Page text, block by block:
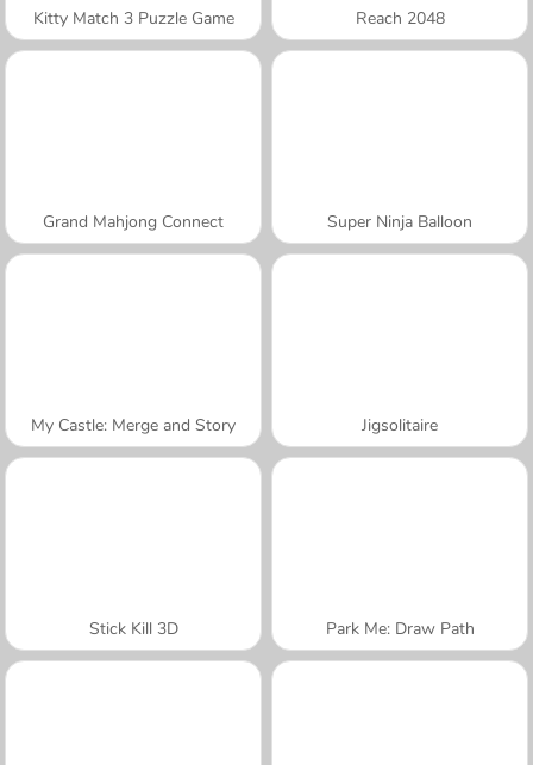
Kitty Match 3 Puzzle Game Reach 2048
Grand Mahjong Connect Super Ninja Balloon
My Castle: Merge and Story Jigsolitaire
Stick Kill 3D Park Me: Draw Path